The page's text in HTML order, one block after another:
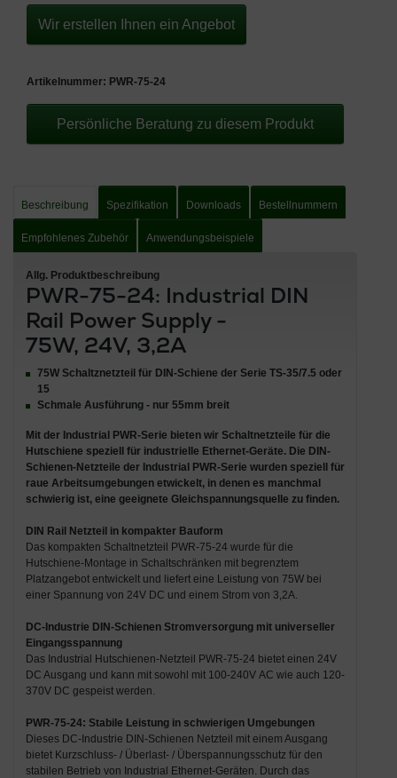
Wir erstellen Ihnen ein Angebot
Artikelnummer: PWR-75-24
Persönliche Beratung zu diesem Produkt
Beschreibung Spezifikation Downloads Bestellnummern
Empfohlenes Zubehör Anwendungsbeispiele
Allg. Produktbeschreibung
PWR-75-24: Industrial DIN
Rail Power Supply -
75W, 24V, 3,2A
75W Schaltznetzteil für DIN-Schiene der Serie TS-35/7.5 oder
15
Schmale Ausführung - nur 55mm breit
Mit der Industrial PWR-Serie bieten wir Schaltnetzteile für die
Hutschiene speziell für industrielle Ethernet-Geräte. Die DIN-
Schienen-Netzteile der Industrial PWR-Serie wurden speziell für
raue Arbeitsumgebungenetwickelt, in denen es manchmal
schwierig ist, eine geeignete Gleichspannungsquelle zu finden.
DIN Rail Netzteil in kompakter Bauform
Das kompakten Schaltnetzteil PWR-75-24 wurde für die
Hutschiene-Montage in Schaltschränken mit begrenztem
Platzangebot entwickelt und liefert eine Leistung von 75W bei
einer Spannung von 24V DC und einem Strom von 3,2A.
DC-Industrie DIN-Schienen Stromversorgung mit universeller
Eingangsspannung
Das Industrial Hutschienen-Netzteil PWR-75-24 bietet einen 24V
DC Ausgang und kann mit sowohl mit 100-240V AC wie auch 120-
370V DC gespeist werden.
PWR-75-24: Stabile Leistung in schwierigen Umgebungen
Dieses DC-Industrie DIN-Schienen Netzteil mit einem Ausgang
bietet Kurzschluss- / Überlast- / Überspannungsschutz für den
stabilen Betrieb von Industrial Ethernet-Geräten. Durch das